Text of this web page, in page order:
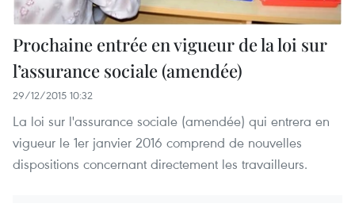
Prochaine entrée en vigueur de la loi sur
l’assurance sociale (amendée)
29/12/2015 10:32
La loi sur l'assurance sociale (amendée) qui entrera en
vigueur le 1er janvier 2016 comprend de nouvelles
dispositions concernant directement les travailleurs.